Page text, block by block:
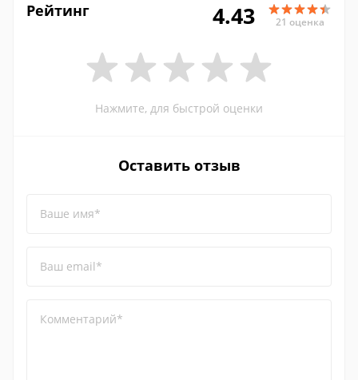
Рейтинг 4.43 21 оценка
Нажмите, для быстрой оценки
Оставить отзыв
Ваше имя*
Ваш email*
Комментарий*